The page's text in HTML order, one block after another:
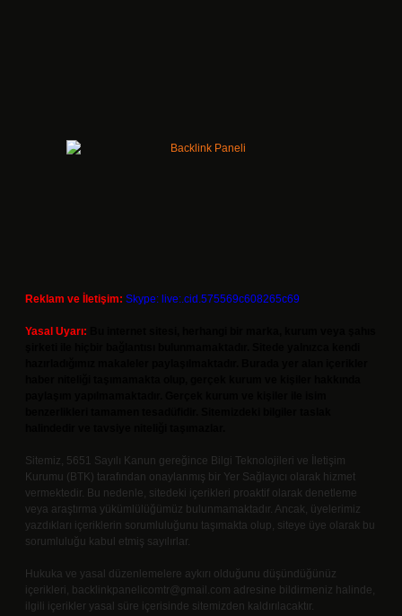
Reklam ve İletişim: Skype: live:.cid.575569c608265c69
Yasal Uyarı:
Sitemiz, 5651 Sayılı Kanun gereğince Bilgi Teknolojileri ve İletişim
Kurumu (BTK) tarafından onaylanmış bir Yer Sağlayıcı olarak hizmet
vermektedir. Bu nedenle, sitedeki içerikleri proaktif olarak denetleme
veya araştırma yükümlülüğümüz bulunmamaktadır. Ancak, üyelerimiz
yazdıkları içeriklerin sorumluluğunu taşımakta olup, siteye üye olarak bu
sorumluluğu kabul etmiş sayılırlar.
Hukuka ve yasal düzenlemelere aykırı olduğunu düşündüğünüz
içerikleri, backlinkpanelicomtr@gmail.com adresine bildirmeniz halinde,
ilgili içerikler yasal süre içerisinde sitemizden kaldırılacaktır.